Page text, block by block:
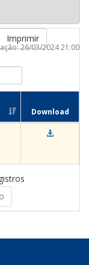
Imprimir
26/03/2024 21:00
Download